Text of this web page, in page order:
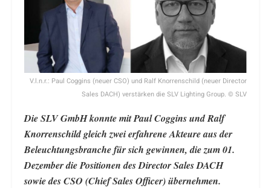
V.l.n.r.: Paul Coggins (neuer CSO) und Ralf Knorrenschild (neuer Director
Sales DACH) verstärken die SLV Lighting Group. © SLV
Die SLV GmbH konnte mit Paul Coggins und Ralf
Knorrenschild gleich zwei erfahrene Akteure aus der
Beleuchtungsbranche für sich gewinnen, die zum 01.
Dezember die Positionen des Director Sales DACH
sowie des CSO (Chief Sales Officer) übernehmen.